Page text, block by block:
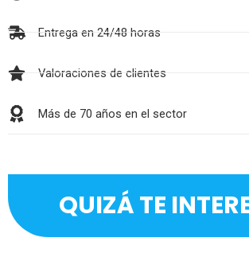
Entrega en 24/48 horas
Valoraciones de clientes
Más de 70 años en el sector
QUIZÁ TE